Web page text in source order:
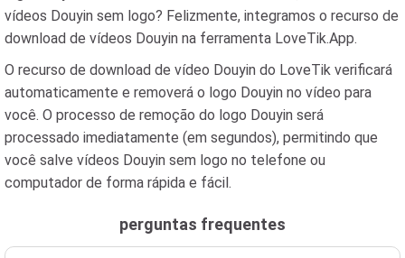
vídeos Douyin sem logo? Felizmente, integramos o recurso de
download de vídeos Douyin na ferramenta LoveTik.App.
O recurso de download de vídeo Douyin do LoveTik verificará
automaticamente e removerá o logo Douyin no vídeo para
você. O processo de remoção do logo Douyin será
processado imediatamente (em segundos), permitindo que
você salve vídeos Douyin sem logo no telefone ou
computador de forma rápida e fácil.
perguntas frequentes